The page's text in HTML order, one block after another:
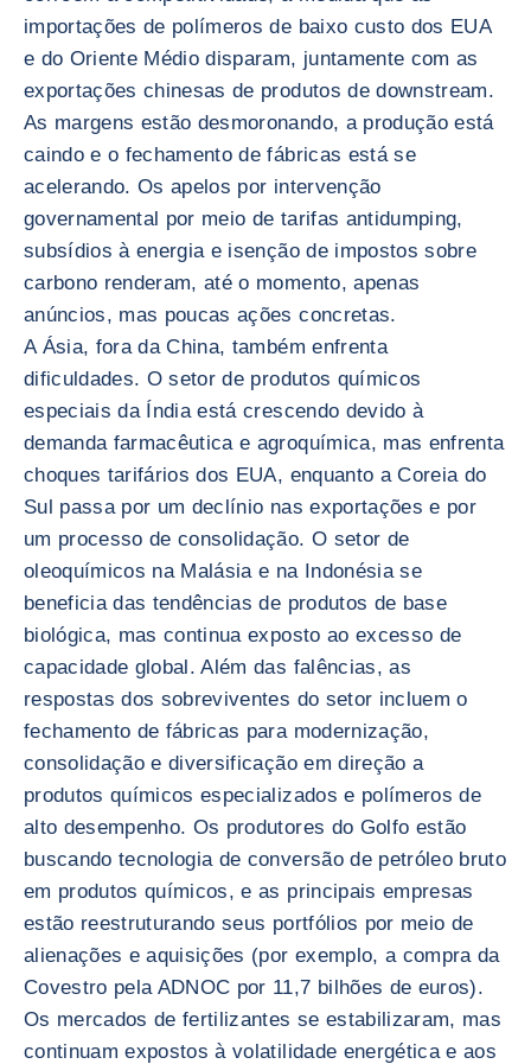
importações de polímeros de baixo custo dos EUA
e do Oriente Médio disparam, juntamente com as
exportações chinesas de produtos de downstream.
As margens estão desmoronando, a produção está
caindo e o fechamento de fábricas está se
acelerando. Os apelos por intervenção
governamental por meio de tarifas antidumping,
subsídios à energia e isenção de impostos sobre
carbono renderam, até o momento, apenas
anúncios, mas poucas ações concretas.
A Ásia, fora da China, também enfrenta
dificuldades. O setor de produtos químicos
especiais da Índia está crescendo devido à
demanda farmacêutica e agroquímica, mas enfrenta
choques tarifários dos EUA, enquanto a Coreia do
Sul passa por um declínio nas exportações e por
um processo de consolidação. O setor de
oleoquímicos na Malásia e na Indonésia se
beneficia das tendências de produtos de base
biológica, mas continua exposto ao excesso de
capacidade global. Além das falências, as
respostas dos sobreviventes do setor incluem o
fechamento de fábricas para modernização,
consolidação e diversificação em direção a
produtos químicos especializados e polímeros de
alto desempenho. Os produtores do Golfo estão
buscando tecnologia de conversão de petróleo bruto
em produtos químicos, e as principais empresas
estão reestruturando seus portfólios por meio de
alienações e aquisições (por exemplo, a compra da
Covestro pela ADNOC por 11,7 bilhões de euros).
Os mercados de fertilizantes se estabilizaram, mas
continuam expostos à volatilidade energética e aos